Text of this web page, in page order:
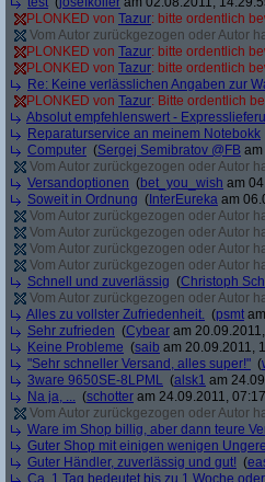
PLONKED von Tazur: bitte ordentlich
Vom Autor zurückgezogen oder Autor
PLONKED von Tazur: bitte ordentlich
PLONKED von Tazur: bitte ordentlich
Re: Keine verlässlichen Angaben zur
PLONKED von Tazur: Bitte ordentlich
Absolut empfehlenswert -
Reparaturservice an meinem Notebokk
Computer (Sergej Semibratov @FB am
Vom Autor zurückgezogen oder Autor
Versandoptionen (bet_you_wish am
Soweit in Ordnung ( InterEureka am
Vom Autor zurückgezogen oder Autor
Vom Autor zurückgezogen oder Autor
Vom Autor zurückgezogen oder Autor
Vom Autor zurückgezogen oder Autor
Schnell und zuverlässig (Christoph
Vom Autor zurückgezogen oder Autor
Alles zu vollster Zufriedenheit. (psmt
Sehr zufrieden (Cybear am
Keine Probleme (saib am 20.09.2011,
"Sehr schneller Versand, alles super!" (
3ware 9650SE-8LPML (alsk1 am
Na ja, ... (schotter am 24.09.2011,
Vom Autor zurückgezogen oder Autor
Ware im Shop billig, aber dann teure
Guter Shop mit einigen wenigen
Guter Händler, zuverlässig und gut! (
Ca. 1 Tag bedeutet bis zu 1 Woche